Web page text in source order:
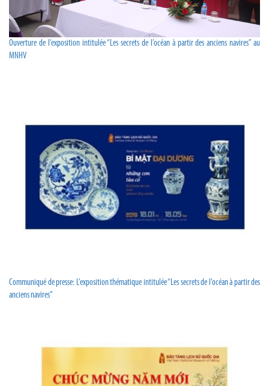
Ouverture de l’exposition intitulée “Les secrets de l’océan à partir des anciens navires” au
MNHV
Communiqué de presse: L’exposition thématique intitulée “Les secrets de l’océan à partir des
anciens navires”